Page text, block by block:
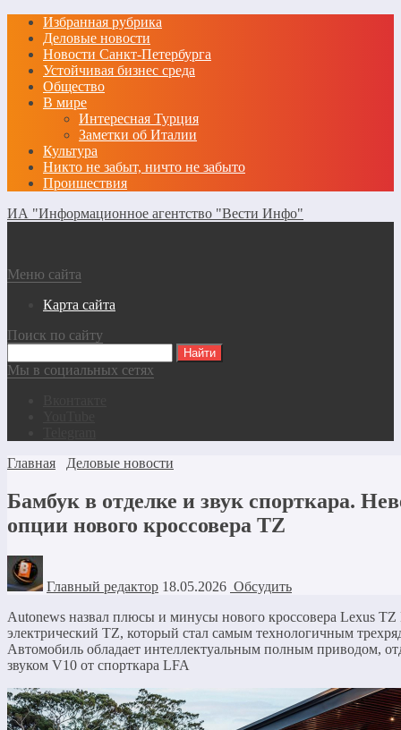
Избранная рубрика
Деловые новости
Новости Санкт-Петербурга
Устойчивая бизнес среда
Общество
В мире
Интересная Турция
Заметки об Италии
Культура
Никто не забыт, ничто не забыто
Проишествия
ИА "Информационное агентство "Вести Инфо"
Меню сайта
Карта сайта
Поиск по сайту
Мы в социальных сетях
Главная
Деловые новости
Бамбук в отделке и звук спорткара.
опции нового кроссовера TZ
Главный редактор 18.05.2026 Обсудить
Autonews назвал плюсы и минусы нового кроссовера Lexus TZ
электрический TZ, который стал самым технологичным
Автомобиль обладает интеллектуальным полным приводом,
звуком V10 от спорткара LFA